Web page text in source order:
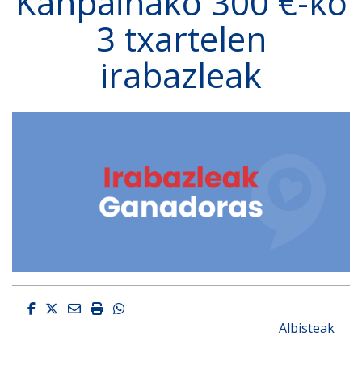
3 txartelen
irabazleak
Facebook
Twitter
EmailImprimirWhatsapp
Albisteak